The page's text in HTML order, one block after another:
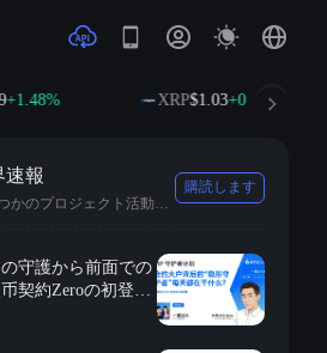
XRP$1.03+0.26%
スポットライトの下で、東方か
速報
いくつかのプロジェクト活動や業界の最新動向を推薦します。
購読します
守護から前面での
契約Zeroの初登場
期的視点と専門的